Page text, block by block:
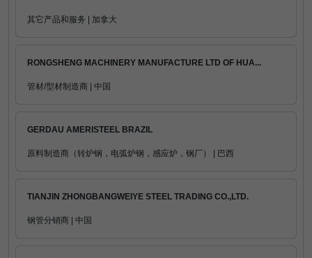
其它产品和服务 | 加拿大
RONGSHENG MACHINERY MANUFACTURE LTD OF HUA...
管材/型材制造商 | 中国
GERDAU AMERISTEEL BRAZIL
原料制造商（转炉钢，电弧炉钢，感应炉，钢厂） | 巴西
TIANJIN ZHONGBANGWEIYE STEEL TRADING CO.,LTD.
钢管分销商 | 中国